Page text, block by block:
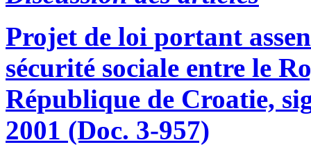
Projet de loi portant
sécurité sociale entre le
République de Croatie,
2001 (Doc. 3-957)